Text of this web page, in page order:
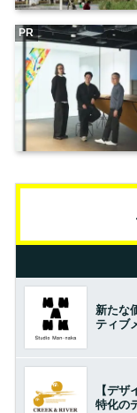
PR
新たな
ティブ
【デ
特化の